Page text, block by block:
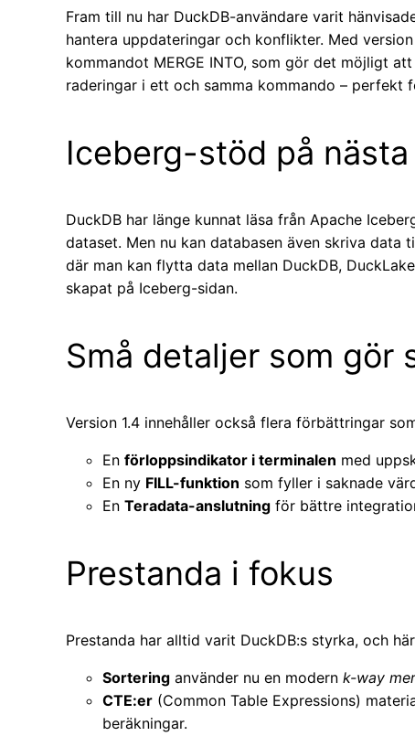
Fram till nu har DuckDB-användare varit
hantera uppdateringar och konflikter. Med
kommandot MERGE INTO, som gör det möjligt
raderingar i ett och samma kommando – perfekt
Iceberg-stöd på nästa
DuckDB har länge kunnat läsa från Apache
dataset. Men nu kan databasen även skriva
där man kan flytta data mellan DuckDB,
skapat på Iceberg-sidan.
Små detaljer som gör
Version 1.4 innehåller också flera förbättringar
En förloppsindikator i terminalen med
En ny FILL-funktion som fyller i saknade
En Teradata-anslutning för bättre
Prestanda i fokus
Prestanda har alltid varit DuckDB:s styrka, och
Sortering använder nu en modern k-way
CTE:er (Common Table Expressions)
beräkningar.